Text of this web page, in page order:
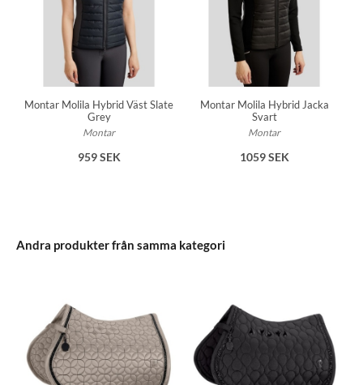
Montar Molila Hybrid Väst Slate
Grey
Montar
959 SEK
Montar Molila Hybrid Jacka
Svart
Montar
1059 SEK
Andra produkter från samma kategori